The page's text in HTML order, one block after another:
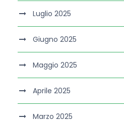
Luglio 2025
Giugno 2025
Maggio 2025
Aprile 2025
Marzo 2025